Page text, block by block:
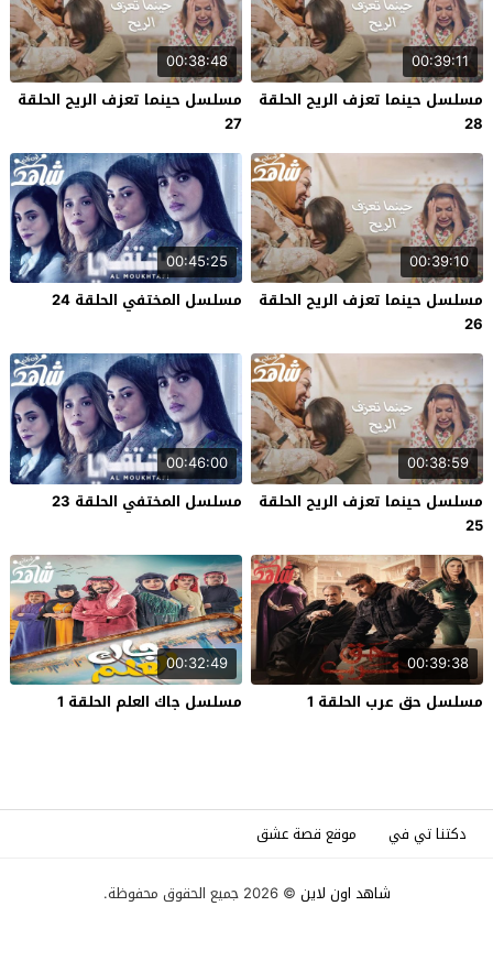
00:39:11
مسلسل حينما تعزف الريح الحلقة
28
00:38:48
مسلسل حينما تعزف الريح الحلقة
27
00:39:10
مسلسل حينما تعزف الريح الحلقة
26
00:45:25
مسلسل المختفي الحلقة 24
00:38:59
مسلسل حينما تعزف الريح الحلقة
25
00:46:00
مسلسل المختفي الحلقة 23
00:39:38
مسلسل حق عرب الحلقة 1
00:32:49
مسلسل جاك العلم الحلقة 1
دكتنا تي في موقع قصة عشق
شاهد اون لاين © 2026 جميع الحقوق محفوظة.